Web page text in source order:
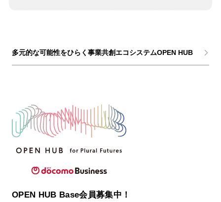
多元的な可能性をひらく事業共創エコシステムOPEN HUB
OPEN HUB Base会員募集中！